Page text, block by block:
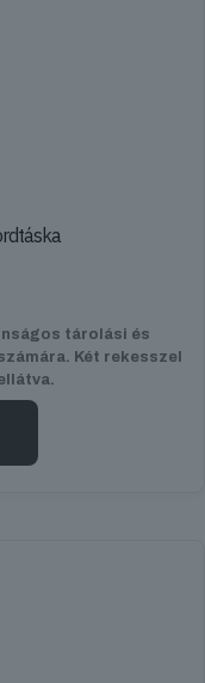
tárolási és
Két rekesszel